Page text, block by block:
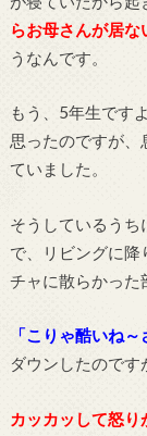
らお母さんが居
うなんです。
もう、5年生です
思ったのですが、
ていました。
そうしているう
で、リビングに
チャに散らかった
「こりゃ酷いね
ダウンしたのです
カッカッして怒